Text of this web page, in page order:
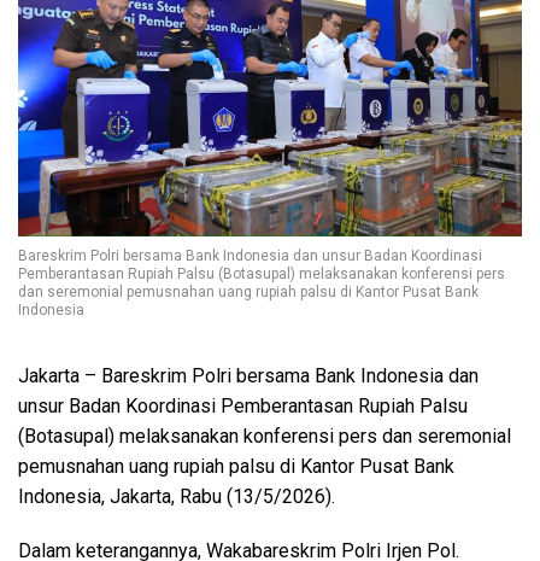
Bareskrim Polri bersama Bank Indonesia dan unsur Badan Koordinasi
Pemberantasan Rupiah Palsu (Botasupal) melaksanakan konferensi pers
dan seremonial pemusnahan uang rupiah palsu di Kantor Pusat Bank
Indonesia
Jakarta – Bareskrim Polri bersama Bank Indonesia dan
unsur Badan Koordinasi Pemberantasan Rupiah Palsu
(Botasupal) melaksanakan konferensi pers dan seremonial
pemusnahan uang rupiah palsu di Kantor Pusat Bank
Indonesia, Jakarta, Rabu (13/5/2026).
Dalam keterangannya, Wakabareskrim Polri Irjen Pol.